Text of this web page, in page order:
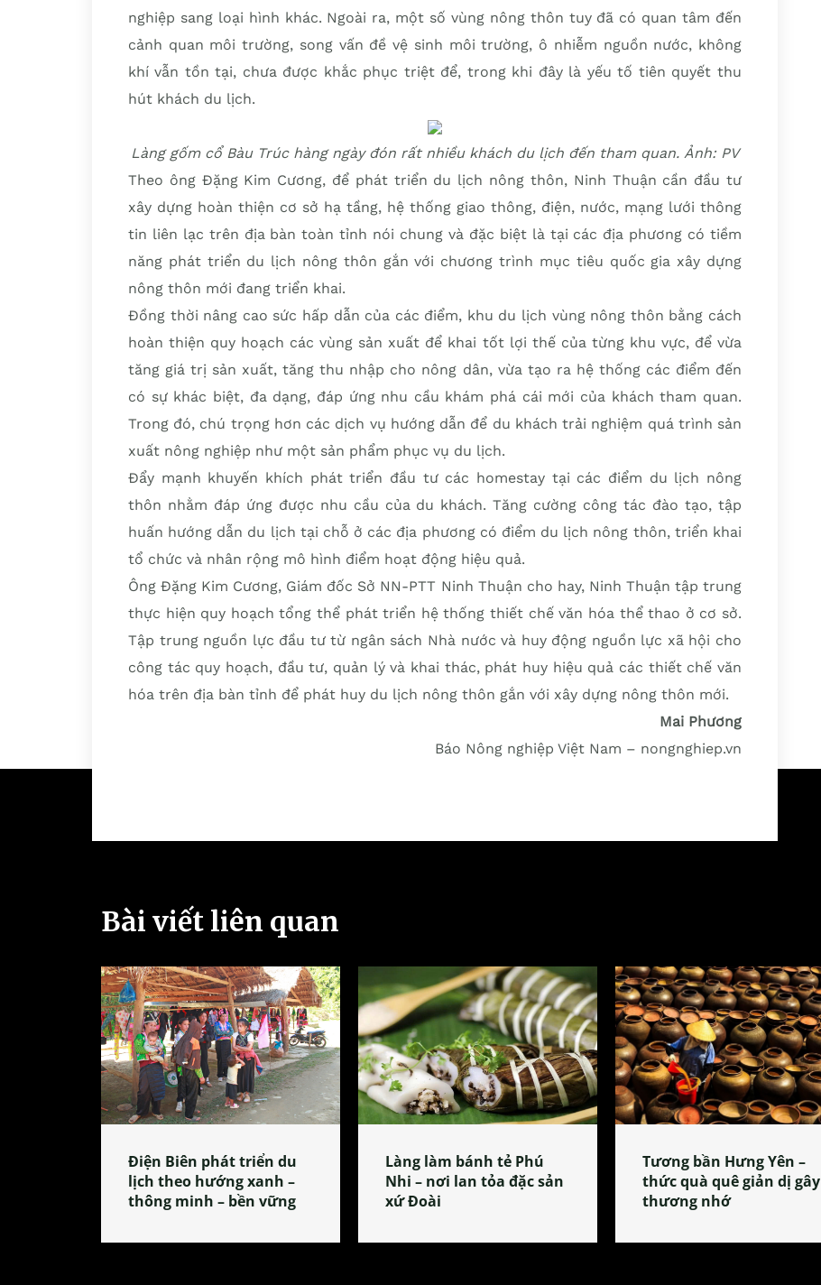
nghiệp sang loại hình khác. Ngoài ra, một số vùng nông thôn tuy đã có quan tâm đến
cảnh quan môi trường, song vấn đề vệ sinh môi trường, ô nhiễm nguồn nước, không
khí vẫn tồn tại, chưa được khắc phục triệt để, trong khi đây là yếu tố tiên quyết thu
hút khách du lịch.
Làng gốm cổ Bàu Trúc hàng ngày đón rất nhiều khách du lịch đến tham quan. Ảnh: PV
Theo ông Đặng Kim Cương, để phát triển du lịch nông thôn, Ninh Thuận cần đầu tư
xây dựng hoàn thiện cơ sở hạ tầng, hệ thống giao thông, điện, nước, mạng lưới thông
tin liên lạc trên địa bàn toàn tỉnh nói chung và đặc biệt là tại các địa phương có tiềm
năng phát triển du lịch nông thôn gắn với chương trình mục tiêu quốc gia xây dựng
nông thôn mới đang triển khai.
Đồng thời nâng cao sức hấp dẫn của các điểm, khu du lịch vùng nông thôn bằng cách
hoàn thiện quy hoạch các vùng sản xuất để khai tốt lợi thế của từng khu vực, để vừa
tăng giá trị sản xuất, tăng thu nhập cho nông dân, vừa tạo ra hệ thống các điểm đến
có sự khác biệt, đa dạng, đáp ứng nhu cầu khám phá cái mới của khách tham quan.
Trong đó, chú trọng hơn các dịch vụ hướng dẫn để du khách trải nghiệm quá trình sản
xuất nông nghiệp như một sản phẩm phục vụ du lịch.
Đẩy mạnh khuyến khích phát triển đầu tư các homestay tại các điểm du lịch nông
thôn nhằm đáp ứng được nhu cầu của du khách. Tăng cường công tác đào tạo, tập
huấn hướng dẫn du lịch tại chỗ ở các địa phương có điểm du lịch nông thôn, triển khai
tổ chức và nhân rộng mô hình điểm hoạt động hiệu quả.
Ông Đặng Kim Cương, Giám đốc Sở NN-PTT Ninh Thuận cho hay, Ninh Thuận tập trung
thực hiện quy hoạch tổng thể phát triển hệ thống thiết chế văn hóa thể thao ở cơ sở.
Tập trung nguồn lực đầu tư từ ngân sách Nhà nước và huy động nguồn lực xã hội cho
công tác quy hoạch, đầu tư, quản lý và khai thác, phát huy hiệu quả các thiết chế văn
hóa trên địa bàn tỉnh để phát huy du lịch nông thôn gắn với xây dựng nông thôn mới.
Mai Phương
Báo Nông nghiệp Việt Nam – nongnghiep.vn
Bài viết liên quan
Điện Biên phát triển du
lịch theo hướng xanh –
thông minh – bền vững
Làng làm bánh tẻ Phú
Nhi – nơi lan tỏa đặc sản
xứ Đoài
Tương bần Hưng Yên –
thức quà quê giản dị gây
thương nhớ